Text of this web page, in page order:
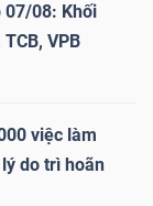
07/08: Khối
VPB
việc làm
do trì hoãn